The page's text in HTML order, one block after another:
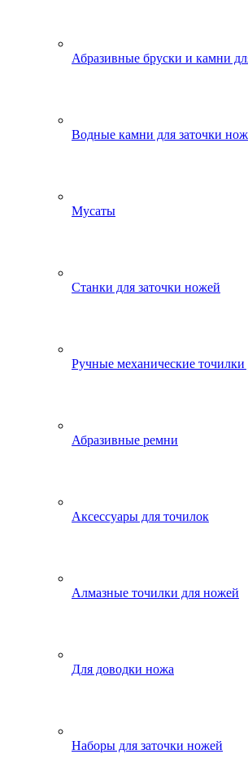
Абразивные бруски и камни
Водные камни для заточки
Мусаты
Станки для заточки ножей
Ручные механические
Абразивные ремни
Аксессуары для точилок
Алмазные точилки для ножей
Для доводки ножа
Наборы для заточки ножей